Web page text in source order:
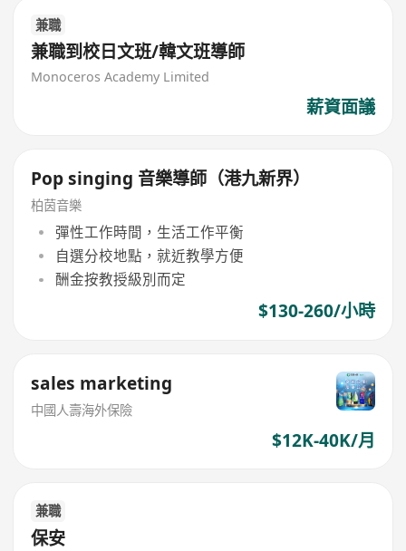
兼職
兼職到校日文班/韓文班導師
Monoceros Academy Limited
薪資面議
Pop singing 音樂導師（港九新界）
柏茵音樂
彈性工作時間，生活工作平衡
自選分校地點，就近教學方便
酬金按教授級別而定
$130-260/小時
sales marketing
中國人壽海外保險
$12K-40K/月
兼職
保安